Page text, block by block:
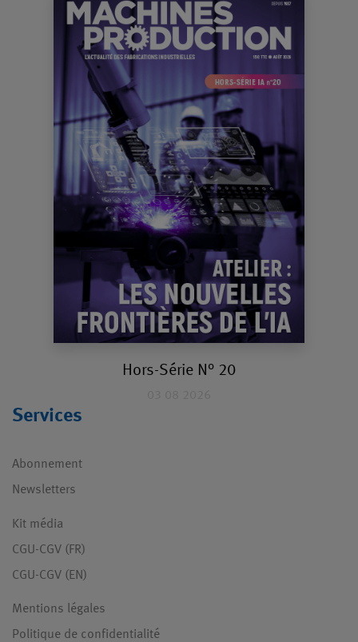
Hors-Série N° 20
Services
Abonnement
Newsletters
Kit média
CGU-CGV (FR)
CGU-CGV (EN)
Mentions légales
Politique de confidentialité